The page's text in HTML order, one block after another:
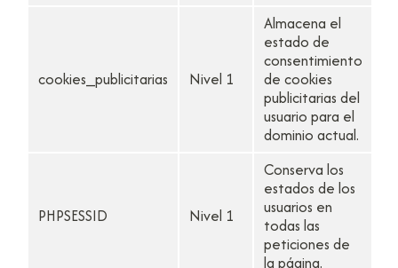
cookies_publicitarias Nivel 1
Almacena el
estado de
consentimiento
de cookies
publicitarias del
usuario para el
dominio actual.
PHPSESSID Nivel 1
Conserva los
estados de los
usuarios en
todas las
peticiones de
la página.